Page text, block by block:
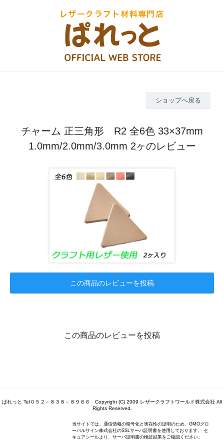
ショップへ戻る
チャーム 正三角形 R2 全6色 33×37mm
1.0mm/2.0mm/3.0mm 2ヶのレビュー
この商品のレビューを投稿
この商品のレビューを投稿
ぱれっと Tel０５２－８３８－８９６６ Copyright (C) 2009 レザークラフトワールド株式会社 All
Rights Reserved.
当サイトでは、通信情報の暗号化と実在性の証明のため、GMOグロ
ーバルサイン株式会社のSSLサーバ証明書を使用しております。 セ
キュアシールより、サーバ証明書の検証結果をご確認ください。